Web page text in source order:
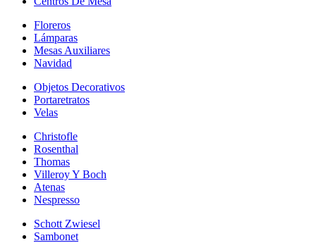
Floreros
Lámparas
Mesas Auxiliares
Navidad
Objetos Decorativos
Portaretratos
Velas
Christofle
Rosenthal
Thomas
Villeroy Y Boch
Atenas
Nespresso
Schott Zwiesel
Sambonet